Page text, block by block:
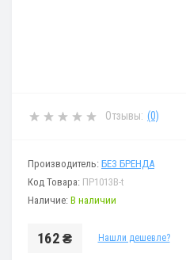
Отзывы: (0)
Производитель: БЕЗ БРЕНДА
Код Товара: ПР1013В-t
Наличие: В наличии
162 ₴ Нашли дешевле?